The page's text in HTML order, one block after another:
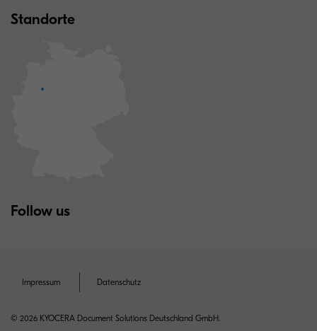
Standorte
Follow us
Impressum Datenschutz
© 2026 KYOCERA Document Solutions Deutschland GmbH.